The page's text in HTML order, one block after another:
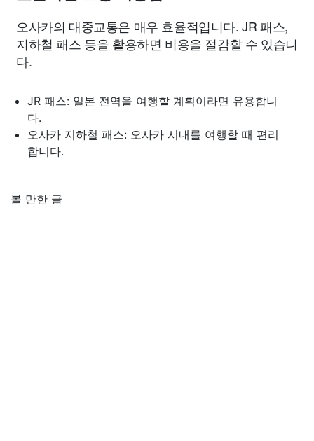
오사카의 대중교통은 매우 효율적입니다. JR 패스,
지하철 패스 등을 활용하면 비용을 절감할 수 있습니
다.
JR 패스: 일본 전역을 여행할 계획이라면 유용합니
다.
오사카 지하철 패스: 오사카 시내를 여행할 때 편리
합니다.
볼 만한 글